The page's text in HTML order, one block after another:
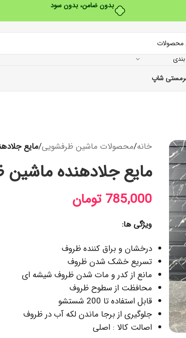
بدون ضامن، بدون سود
شاپ
خانه/محصولات ماشین ظرفشویی/مایع
مایع جلادهنده ماشین
785,000 تومان
ویژگی ها:
درخشان و براق کننده ظروف
تسریع خشک شدن ظروف
مانع از کدر و مات شدن ظروف شیشه ای
محافظت از سطوح ظروف
قابل استفاده تا 200 شستشو
جلوگیری از برجا ماندن لکه آب در ظروف
اصالت کالا : اصلی